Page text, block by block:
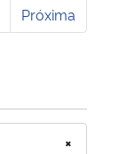
Próxima
×